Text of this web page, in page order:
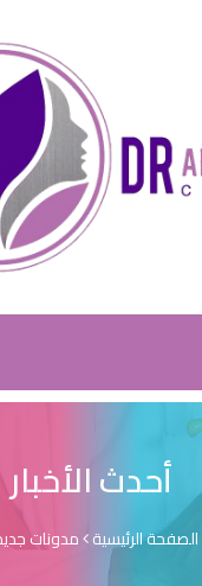
أحدث الأخبار
الصفحة الرئيسية مدونات جديدة